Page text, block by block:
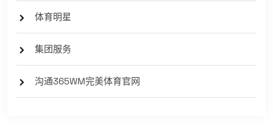
体育明星
集团服务
沟通365WM完美体育官网